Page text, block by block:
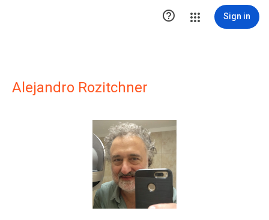
 Sign in
Alejandro Rozitchner